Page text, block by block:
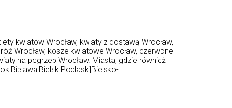
kwiatów Wrocław, kwiaty z dostawą Wrocław,
Wrocław, kosze kwiatowe Wrocław, czerwone
na pogrzeb Wrocław. Miasta, gdzie również
|Bielawa|Bielsk Podlaski|Bielsko-